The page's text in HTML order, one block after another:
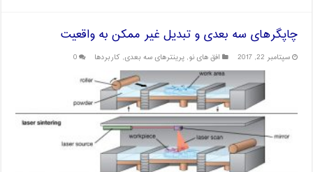
چاپگرهای سه بعدی و تبدیل غیر ممکن به واقعیت
سپتامبر 22, 2017 افق های نو,پرینترهای سه بعدی, کاربردها 0